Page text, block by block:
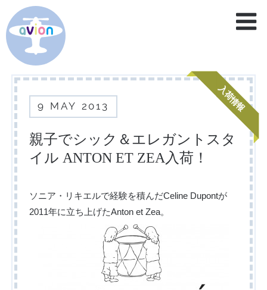
service
blog
contact
入荷情報
9 MAY 2013
親子でシック＆エレガントスタ
イル ANTON ET ZEA入荷！
ソニア・リキエルで経験を積んだCeline Dupontが
2011年に立ち上げたAnton et Zea。